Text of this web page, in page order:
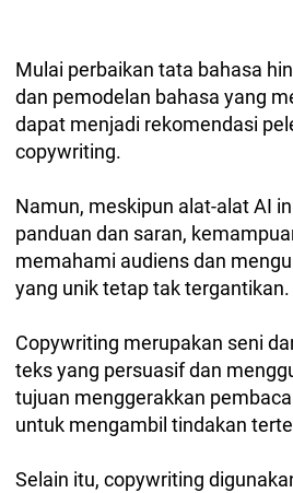
Mulai perbaikan tata bahasa
dan pemodelan bahasa yang
dapat menjadi rekomendasi
copywriting.
Namun, meskipun alat-alat AI
panduan dan saran,
memahami audiens dan
yang unik tetap tak tergantikan.
Copywriting merupakan seni
teks yang persuasif dan
tujuan menggerakkan
untuk mengambil tindakan
Selain itu, copywriting